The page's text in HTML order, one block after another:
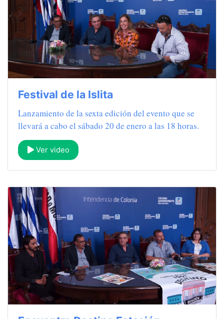
Festival de la Islita
Lanzamiento de la sexta edición del evento que se
llevará a cabo el sábado 20 de enero a las 18 horas.
Ver video